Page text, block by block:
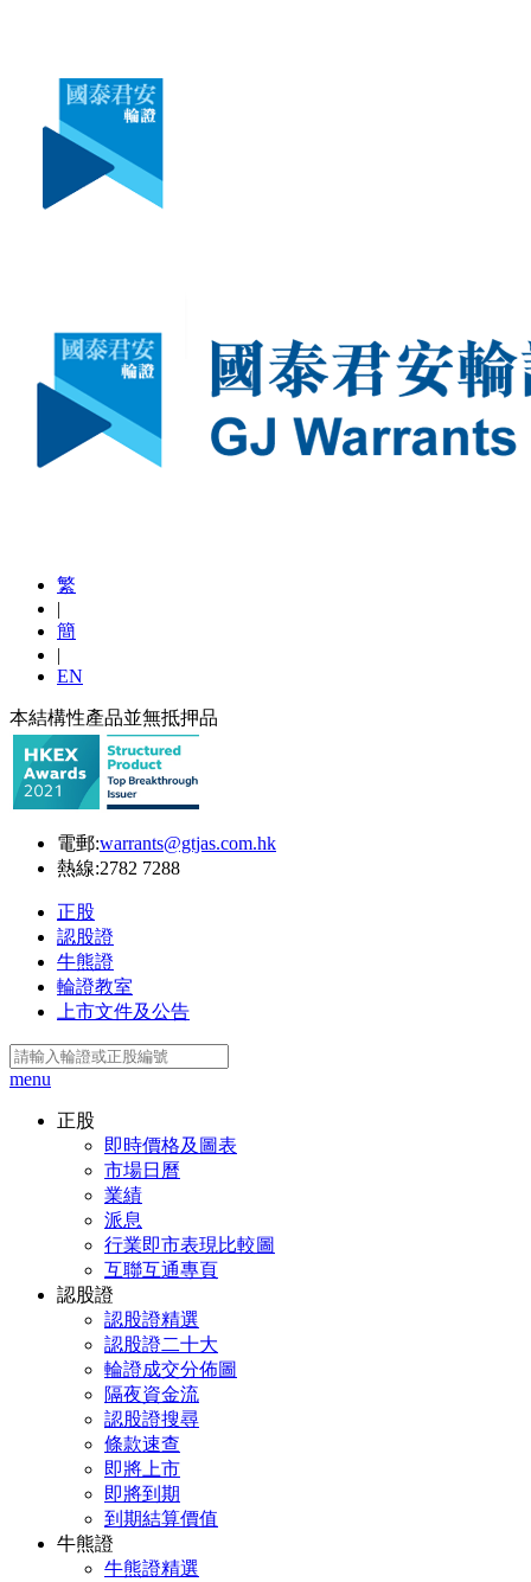
繁
|
簡
|
EN
本結構性產品並無抵押品
電郵:warrants@gtjas.com.hk
熱線:2782 7288
正股
認股證
牛熊證
輪證教室
上市文件及公告
menu
正股
即時價格及圖表
市場日曆
業績
派息
行業即市表現比較圖
互聯互通專頁
認股證
認股證精選
認股證二十大
輪證成交分佈圖
隔夜資金流
認股證搜尋
條款速查
即將上市
即將到期
到期結算價值
牛熊證
牛熊證精選